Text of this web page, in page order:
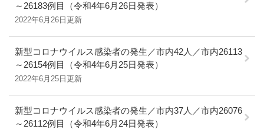
～26183例目（令和4年6月26日発表）
2022年6月26日更新
新型コロナウイルス感染者の発生／市内42人／市内26113
～26154例目（令和4年6月25日発表）
2022年6月25日更新
新型コロナウイルス感染者の発生／市内37人／市内26076
～26112例目（令和4年6月24日発表）